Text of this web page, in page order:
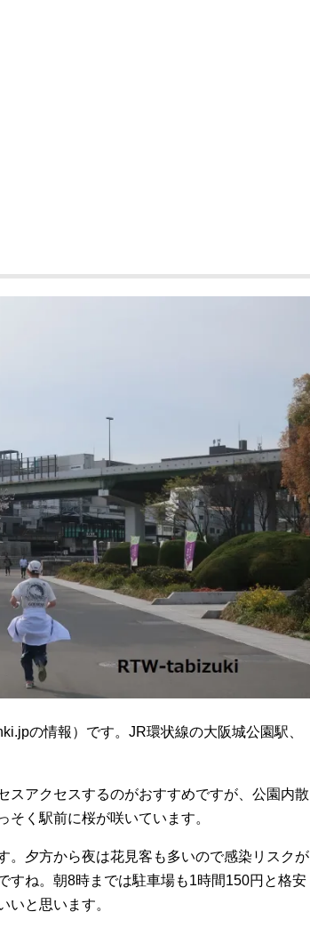
の情報）です。JR環状線の大阪城公園駅、
スアクセスするのがおすすめですが、公園内散
く駅前に桜が咲いています。
。夕方から夜は花見客も多いので感染リスクが
すね。朝8時までは駐車場も1時間150円と格安
いと思います。